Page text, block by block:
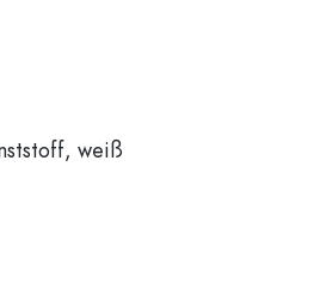
500 ml Flaschen